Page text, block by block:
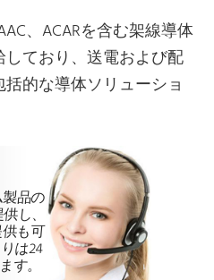
、ACARを含む架線導体
ており、送電および配
的な導体ソリューショ
品の
し、
も可
は24
す。